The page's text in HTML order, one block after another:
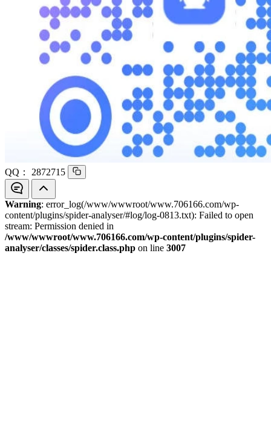
QQ： 2872715
Warning: error_log(/www/wwwroot/www.706166.com/wp-
content/plugins/spider-analyser/#log/log-0813.txt): Failed to open
stream: Permission denied in
/www/wwwroot/www.706166.com/wp-content/plugins/spider-
analyser/classes/spider.class.php on line 3007